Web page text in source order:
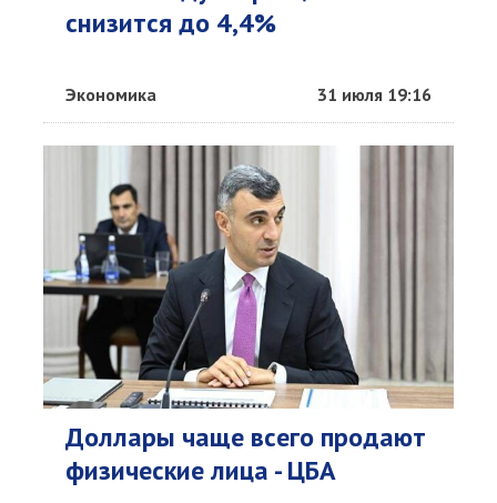
снизится до 4,4%
Экономика 31 июля 19:16
Доллары чаще всего продают
физические лица - ЦБА